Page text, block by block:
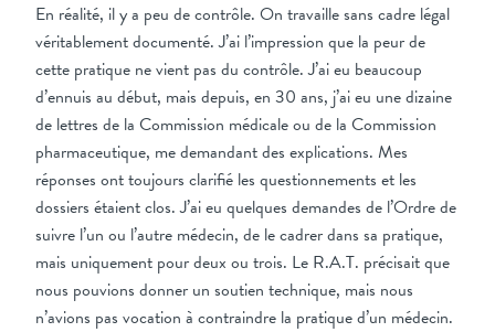
En réalité, il y a peu de contrôle. On travaille sans cadre légal
véritablement documenté. J’ai l’impression que la peur de
cette pratique ne vient pas du contrôle. J’ai eu beaucoup
d’ennuis au début, mais depuis, en 30 ans, j’ai eu une dizaine
de lettres de la Commission médicale ou de la Commission
pharmaceutique, me demandant des explications. Mes
réponses ont toujours clarifié les questionnements et les
dossiers étaient clos. J’ai eu quelques demandes de l’Ordre de
suivre l’un ou l’autre médecin, de le cadrer dans sa pratique,
mais uniquement pour deux ou trois. Le R.A.T. précisait que
nous pouvions donner un soutien technique, mais nous
n’avions pas vocation à contraindre la pratique d’un médecin.